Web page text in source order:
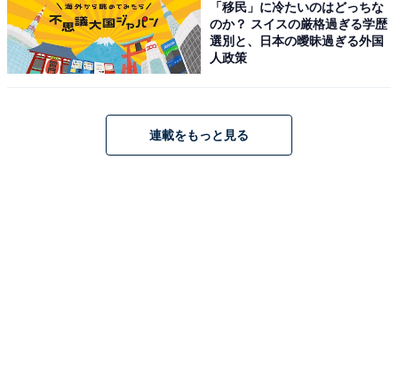
「移民」に冷たいのはどっちな
のか？ スイスの厳格過ぎる学歴
選別と、日本の曖昧過ぎる外国
人政策
連載をもっと見る